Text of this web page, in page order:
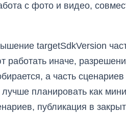
с фото и видео,
targetSdkVersion
работать иначе,
а часть сценариев
планировать как
публикация в